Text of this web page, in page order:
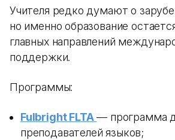
Учителя редко думают о
но именно образование
главных направлений
поддержки.
Программы:
Fulbright FLTA — программа
преподавателей языков;